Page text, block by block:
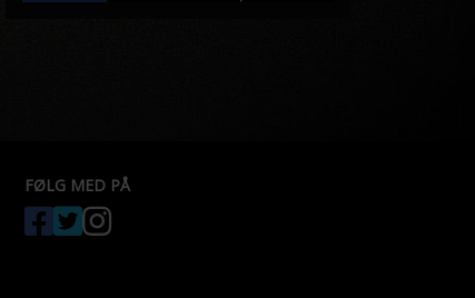
FØLG MED PÅ